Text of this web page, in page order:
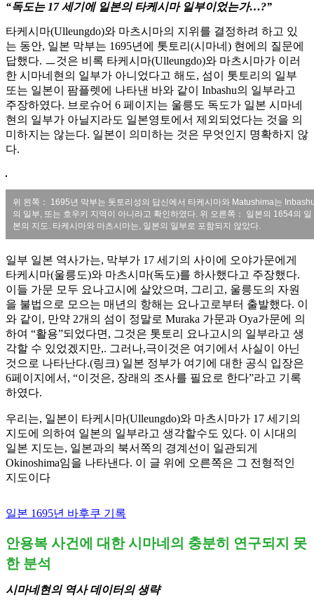
“독도는 17 세기에 일본의 타케시마 일부이었는가…?”
타케시마(Ulleungdo)와 마츠시마의 지위를 결정하려 하고 있
는 동안, 일본 막부는 1695년에 톳토리(시마네) 현에의 질문에
답했다. ㅡ것은 비록 타케시마(Ulleungdo)와 마츠시마가 이러
한 시마네현의 일부가 아니었다고 해도, 섬이 톳토리의 일부
또는 일본이 팜플렛에 나타낸 바와 같이 Inbashu의 일부라고
주장하였다. 브로슈어 6 페이지는 울릉도 독도가 일본 시마네
현의 일부가 아닐지라도 일본영토에서 제외되었다는 것을 의
미하지는 않는다. 일본이 의미하는 것은 무엇인지 명확하지 않
다.
위 왼쪽： 1695년 막부는 돗토리성의 답신에서 타케시마와 Matushima는
의 일부, 또는 호우키 지역이 아니라고 확인하였다. 위 오른쪽： 일본의 1654의 일
본의 지도. 타케시마와 마츠시마는, 일본의 일부로 포함되지 않았다.
일부 일본 역사가는, 막부가 17 세기의 사이에 오야가문에게
타케시마(울릉도)와 마츠시마(독도)를 하사했다고 주장했다.
이들 가문 모두 요나고시에 살았으며, 그리고, 울릉도의 자원
을 불법으로 모으는 매년의 항해는 요나고로부터 출발했다. 이
와 같이, 만약 2개의 섬이 정말로 Muraka 가문과 Oya가문에 의
하여 “활용”되었다면, 그것은 톳토리 요나고시의 일부라고 생
각할 수 있었겠지만,. 그러나,극이것은 여기에서 사실이 아닌
것으로 나타난다.(링크) 일본 정부가 여기에 대한 공식 입장은
6페이지에서, “이것은, 장래의 조사를 필요로 한다”라고 기록
하였다.
우리는, 일본이 타케시마(Ulleungdo)와 마츠시마가 17 세기의
지도에 의하여 일본의 일부라고 생각할수도 있다. 이 시대의
일본 지도는, 일본과의 북서쪽의 경계선이 일관되게
Okinoshima임을 나타낸다. 이 글 위에 오른쪽은 그 전형적인
지도이다
일본 1695년 바후쿠 기록
안용복 사건에 대한 시마네의 충분히 연구되지 못
한 분석
시마네현의 역사 데이터의 생략